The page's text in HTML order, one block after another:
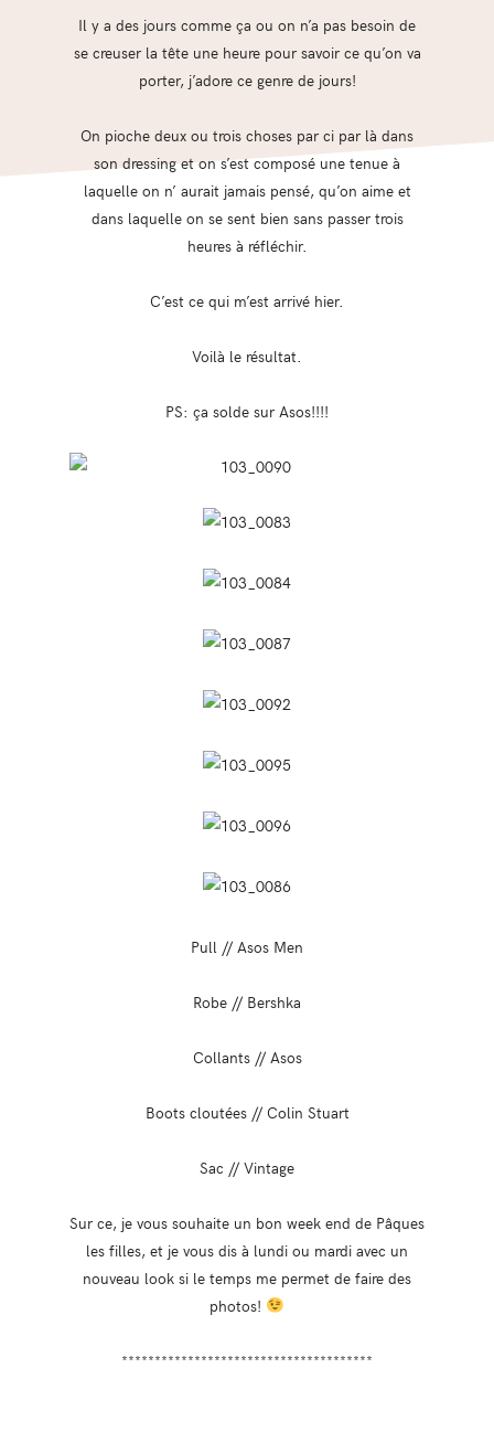
Il y a des jours comme ça ou on n’a pas besoin de
se creuser la tête une heure pour savoir ce qu’on va
porter, j’adore ce genre de jours!
On pioche deux ou trois choses par ci par là dans
son dressing et on s’est composé une tenue à
laquelle on n’ aurait jamais pensé, qu’on aime et
dans laquelle on se sent bien sans passer trois
heures à réfléchir.
C’est ce qui m’est arrivé hier.
Voilà le résultat.
PS: ça solde sur Asos!!!!
Pull // Asos Men
Robe // Bershka
Collants // Asos
Boots cloutées // Colin Stuart
Sac // Vintage
Sur ce, je vous souhaite un bon week end de Pâques
les filles, et je vous dis à lundi ou mardi avec un
nouveau look si le temps me permet de faire des
photos!
**************************************